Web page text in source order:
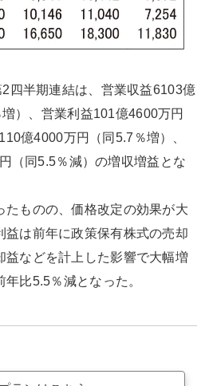
四半期連結は、営業収益6103億
）、営業利益101億4600万円
億4000万円（同5.7％増）、
（同5.5％減）の増収増益とな
たものの、価格改定の効果が大
益は前年に政策保有株式の売却
益などを計上した影響で大幅増
比5.5％減となった。